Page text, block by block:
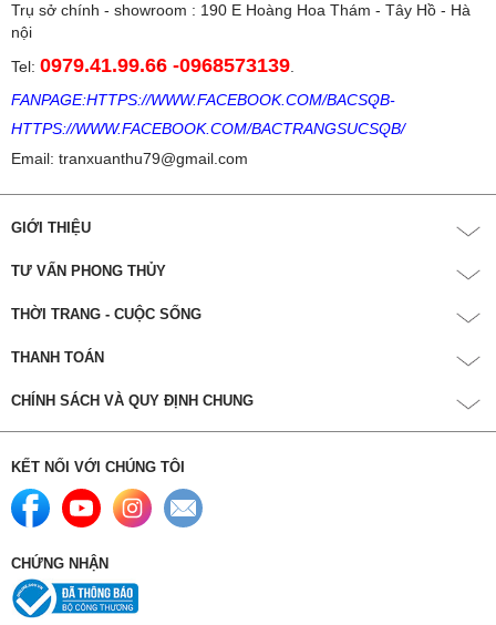
Trụ sở chính - showroom : 190 E Hoàng Hoa Thám - Tây Hồ - Hà
nội
Tel: 0979.41.99.66 -0968573139
FANPAGE:HTTPS://WWW.FACEBOOK.COM/BACSQB-
HTTPS://WWW.FACEBOOK.COM/BACTRANGSUCSQB/
Email: tranxuanthu79@gmail.com
GIỚI THIỆU
TƯ VẤN PHONG THỦY
THỜI TRANG - CUỘC SỐNG
THANH TOÁN
CHÍNH SÁCH VÀ QUY ĐỊNH CHUNG
KẾT NỐI VỚI CHÚNG TÔI
CHỨNG NHẬN